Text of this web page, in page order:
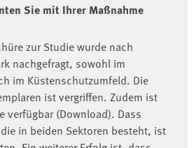
Sie mit Ihrer Maßnahme
zur Studie wurde nach
nachgefragt, sowohl im
im Küstenschutzumfeld. Die
ist vergriffen. Zudem ist
verfügbar (Download). Dass
in beiden Sektoren besteht, ist